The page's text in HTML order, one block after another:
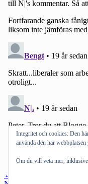
←
Integritet och cookies: Den
använda den här
Om du vill veta mer,